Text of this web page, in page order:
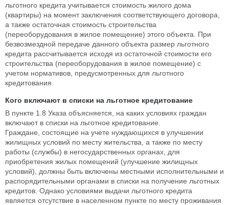
льготного кредита учитывается стоимость жилого дома
(квартиры) на момент заключения соответствующего договора,
а также остаточная стоимость строительства
(переоборудования в жилое помещение) этого объекта. При
безвозмездной передаче данного объекта размер льготного
кредита рассчитывается исходя из остаточной стоимости его
строительства (переоборудования в жилое помещение) с
учетом нормативов, предусмотренных для льготного
кредитования.
Кого включают в списки на льготное кредитование
В пункте 1.8 Указа объясняется, на каких условиях граждан
включают в списки на льготное кредитование.
Граждане, состоящие на учете нуждающихся в улучшении
жилищных условий по месту жительства, а также по месту
работы (службы) в негосударственных органах, для
приобретения жилых помещений (улучшение жилищных
условий), должны быть включены местными исполнительными и
распорядительными органами в списки на получение льготных
кредитов. Однако условиями выдачи льготного кредита
является отсутствие в населенном пункте по месту проживания